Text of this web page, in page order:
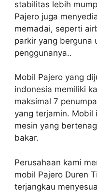
stabilitas lebih
Pajero juga
memadai, seperti
parkir yang berguna
penggunanya..
Mobil Pajero yang
indonesia memiliki
maksimal 7
yang terjamin. Mobil
mesin yang
bakar.
Perusahaan kami
mobil Pajero Duren
terjangkau